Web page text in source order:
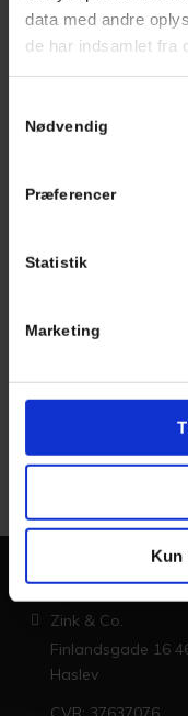
data med andre
de har indsamlet fra
Nødvendig
Præferencer
Statistik
Marketing
Kun
Vi har udviklet
processen
Kontakt os
Zink & Co.
Finlandsgade 16
Haslev